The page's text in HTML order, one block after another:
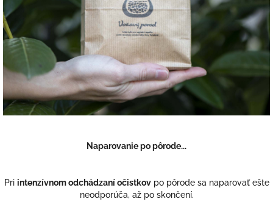
Naparovanie po pôrode...
Pri intenzívnom odchádzaní očistkovpo pôrode sa naparovať ešte
neodporúča, až po skončení.